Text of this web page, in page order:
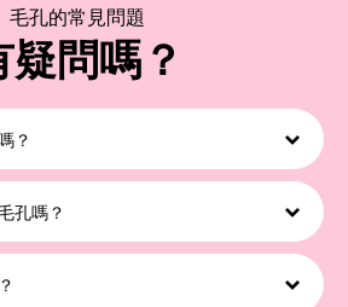
毛孔的常見問題
疑問嗎？
？
毛孔，當然有部分彩妝品會，特別是睡覺前沒有
你選擇不致粉刺的彩妝品，還有在毛孔護理程序
潔淨卸妝油！
孔嗎？
肌膚，引起瑕疵，令肌膚受損。如要清潔堵塞的
泥狀面膜！